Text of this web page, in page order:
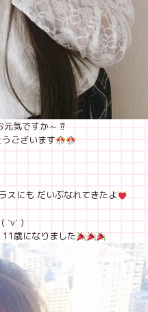
元気ですか～ ⁇
ございます
スにも だいぶなれてきたよ
˙v˙ )
歳になりました